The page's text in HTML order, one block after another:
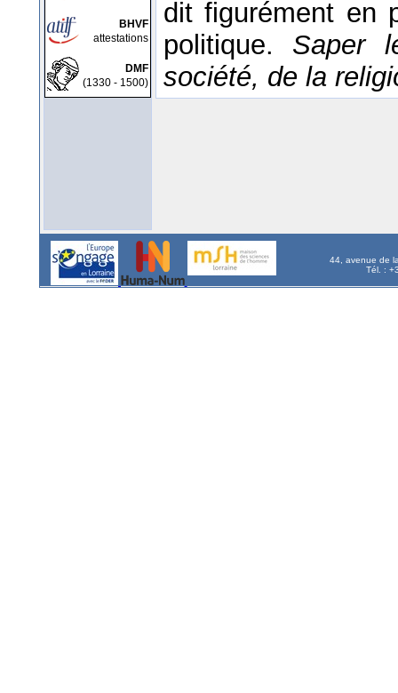
BHVF
attestations
DMF
(1330 - 1500)
dit figurément en
politique. Saper
société, de la
44, avenue de
Tél. :